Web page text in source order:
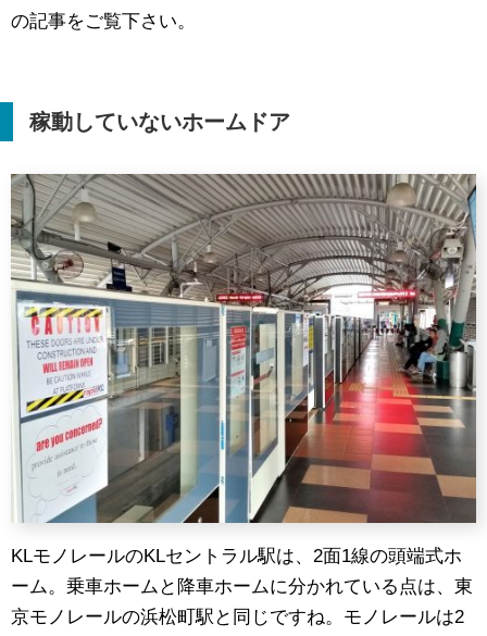
の記事をご覧下さい。
稼動していないホームドア
KLモノレールのKLセントラル駅は、2面1線の頭端式ホ
ーム。乗車ホームと降車ホームに分かれている点は、東
京モノレールの浜松町駅と同じですね。モノレールは2